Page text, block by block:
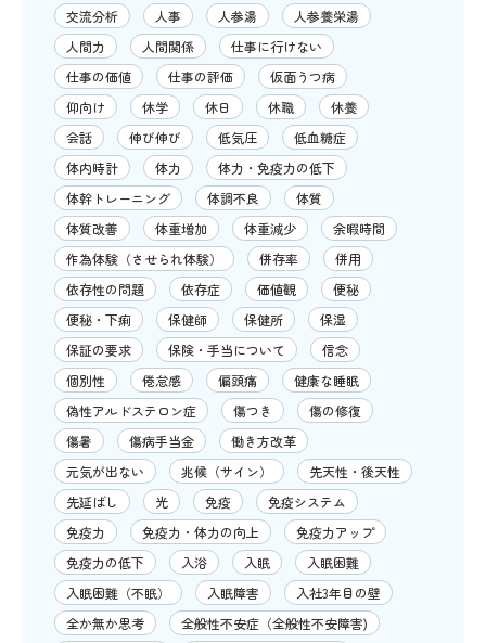
交流分析
人事 人参湯
人参養栄湯
人間力
人間関係
仕事に行けない
仕事の価値
仕事の評価
仮面うつ病
仰向け
休学 休日 休職
休養
会話
伸び伸び 低気圧
低血糖症
体内時計
体力
体力・免疫力の低下
体幹トレーニング
体調不良
体質
体質改善
体重増加 体重減少
余暇時間
作為体験（させられ体験）
併存率
併用
依存性の問題
依存症 価値観
便秘
便秘・下痢
保健師 保健所
保湿
保証の要求
保険・手当について
信念
個別性
倦怠感 偏頭痛
健康な睡眠
偽性アルドステロン症
傷つき
傷の修復
傷暑
傷病手当金
働き方改革
元気が出ない
兆候（サイン）
先天性・後天性
先延ばし
光 免疫
免疫システム
免疫力
免疫力・体力の向上
免疫力アップ
免疫力の低下
入浴 入眠
入眠困難
入眠困難（不眠）
入眠障害
入社3年目の壁
全か無か思考
全般性不安症（全般性不安障害)